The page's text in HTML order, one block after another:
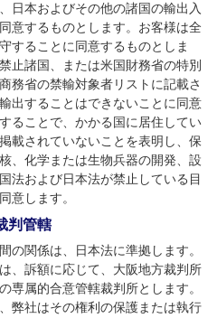
日本およびその他の諸国の輸出入
意するものとします。お客様は全
することに同意するものとしま
止諸国、または米国財務省の特別
務省の禁輸対象者リストに記載さ
出することはできないことに同意
ることで、かかる国に居住してい
載されていないことを表明し、保
、化学または生物兵器の開発、設
法および日本法が禁止している目
意します。
判管轄
の関係は、日本法に準拠します。
、訴額に応じて、大阪地方裁判所
専属的合意管轄裁判所とします。
弊社はその権利の保護または執行